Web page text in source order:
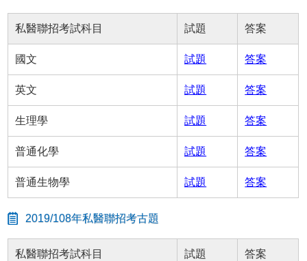
私醫聯招考試科目 試題 答案
國文 試題 答案
英文 試題 答案
生理學 試題 答案
普通化學 試題 答案
普通生物學 試題 答案
2019/108年私醫聯招考古題
私醫聯招考試科目 試題 答案